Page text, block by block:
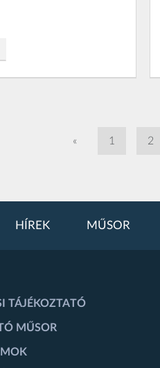
« 1 2
HÍREK MŰSOR
TÁJÉKOZTATÓ
MŰSOR